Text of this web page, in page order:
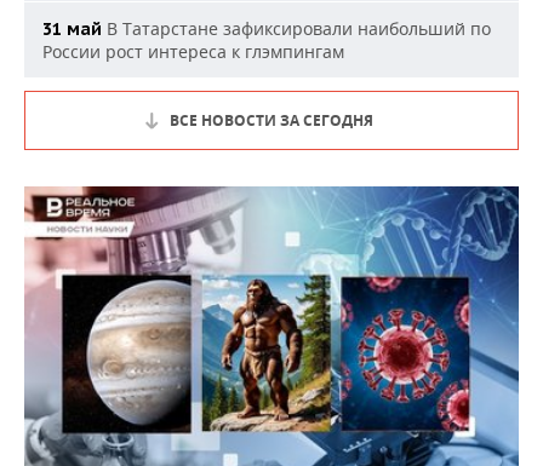
31 май В Татарстане зафиксировали наибольший по
России рост интереса к глэмпингам
ВСЕ НОВОСТИ ЗА СЕГОДНЯ